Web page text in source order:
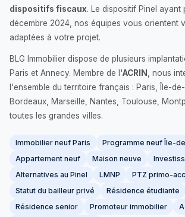
dispositifs fiscaux. Le dispositif Pinel ayant
décembre 2024, nos équipes vous orientent
adaptées à votre projet.
BLG Immobilier dispose de plusieurs
Paris et Annecy. Membre de l'ACRIN
, nous
l'ensemble du territoire français : Paris, Île-
Bordeaux, Marseille, Nantes, Toulouse,
toutes les grandes villes.
Immobilier neuf Paris
Programme neuf Île-
Appartement neuf
Maison neuve
Alternatives au Pinel
LMNP
PTZ primo-
Statut du bailleur privé
Résidence étudiante
Résidence senior
Promoteur immobilier